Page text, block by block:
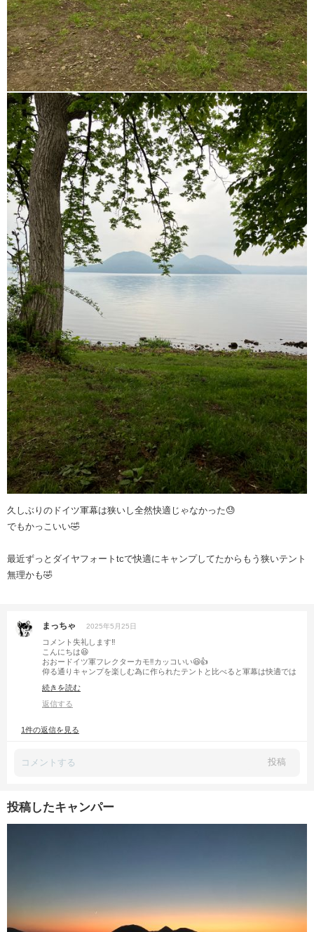
久しぶりのドイツ軍幕は狭いし全然快適じゃなかった😓
でもかっこいい🤣
最近ずっとダイヤフォートtcで快適にキャンプしてたからもう狭いテント
無理かも🤣
まっちゃ 2025年5月25日
コメント失礼します‼︎
こんにちは😆
おおードイツ軍フレクターカモ‼︎カッコいい😆👍
仰る通りキャンプを楽しむ為に作られたテントと比べると軍幕は快適では
さも幅もあるのでドイツ軍幕より間違いなく快適そうですよね😄でも！不
便を楽しむのもキャンプなので、たまにドイツ軍幕➕仲洞爺が見れたら嬉
続きを読む
返信する
1件の返信を見る
投稿
投稿したキャンパー